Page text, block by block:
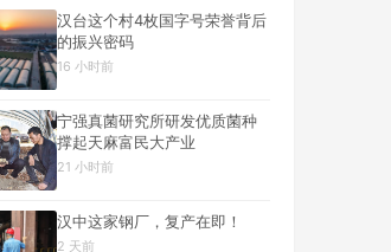
汉台这个村4枚国字号荣誉背后
的振兴密码
16 小时前
宁强真菌研究所研发优质菌种
撑起天麻富民大产业
21 小时前
汉中这家钢厂，复产在即！
2 天前